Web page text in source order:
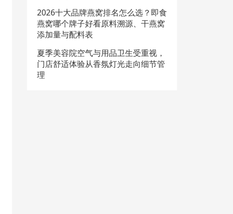
2026十大品牌燕窝排名怎么选？即食
燕窝哪个牌子好看原料溯源、干燕窝
添加量与配料表
夏季美容院空气与用品卫生受重视，
门店舒适体验从香氛灯光走向细节管
理